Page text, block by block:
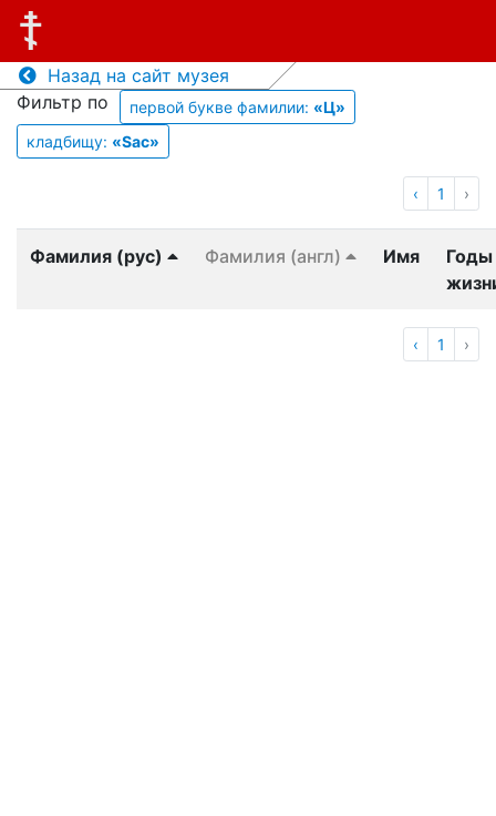
Назад на сайт музея
Фильтр по
первой букве фамилии: «Ц»
кладбищу: «Sac»
‹ 1 ›
Фамилия (рус) Фамилия (англ) Имя
Годы
‹ 1 ›